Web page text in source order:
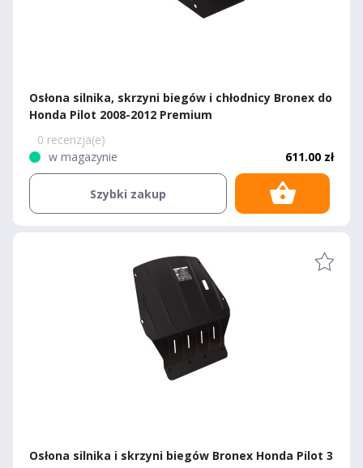
Osłona silnika, skrzyni biegów i chłodnicy Bronex do
Honda Pilot 2008-2012 Premium
0 recenzja(e)
w magazynie
611.00 zł
Szybki zakup
Osłona silnika i skrzyni biegów Bronex Honda Pilot 3